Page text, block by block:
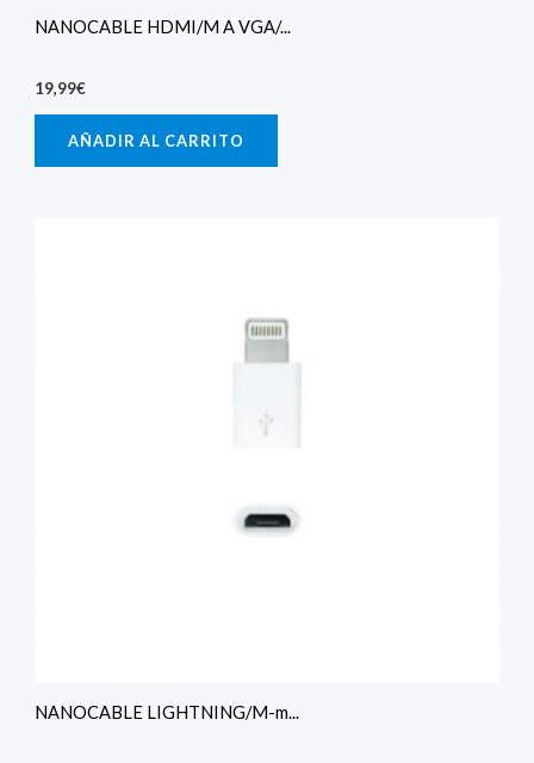
NANOCABLE HDMI/M A VGA/...
19,99€
AÑADIR AL CARRITO
NANOCABLE LIGHTNING/M-m...